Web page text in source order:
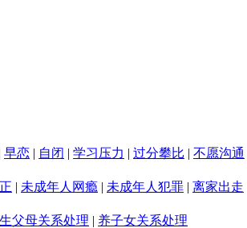
早恋 | 自闭 | 学习压力 | 过分攀比 | 不愿沟通
| 未成年人网瘾 | 未成年人犯罪 | 离家出走
生父母关系处理 | 养子女关系处理